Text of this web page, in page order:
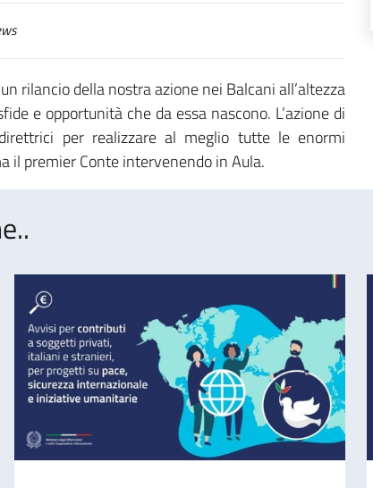
rilancio della nostra azione nei Balcani all’altezza
e opportunità che da essa nascono. L’azione di
per realizzare al meglio tutte le enormi
il premier Conte intervenendo in Aula.